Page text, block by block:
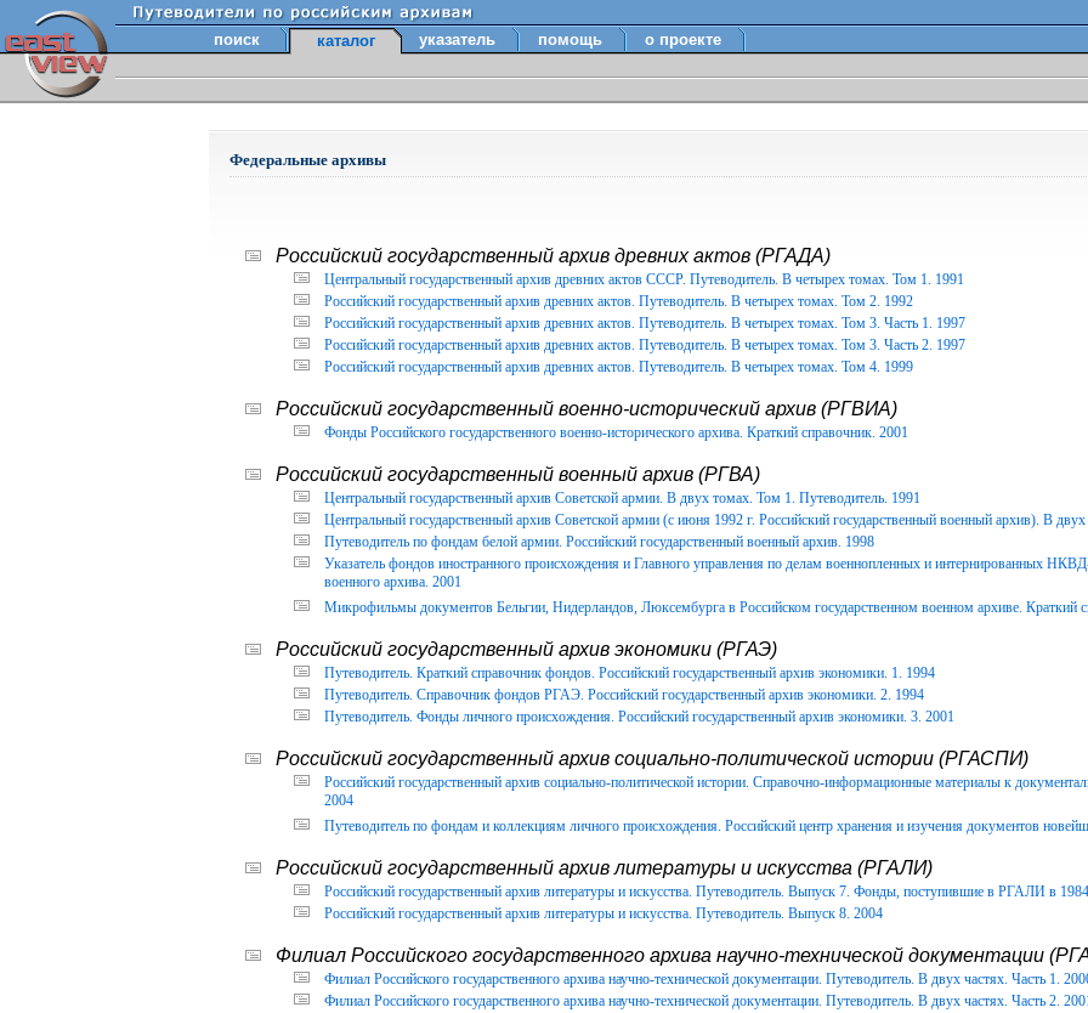
поиск каталог указатель помощь о проекте
Федеральные архивы
Российский государственный архив древних актов (РГАДА)
Центральный государственный архив древних актов СССР. Путеводитель. В четырех томах. Том 1. 1991
Российский государственный архив древних актов. Путеводитель. В четырех томах. Том 2. 1992
Российский государственный архив древних актов. Путеводитель. В четырех томах. Том 3. Часть 1. 1997
Российский государственный архив древних актов. Путеводитель. В четырех томах. Том 3. Часть 2. 1997
Российский государственный архив древних актов. Путеводитель. В четырех томах. Том 4. 1999
Российский государственный военно-исторический архив (РГВИА)
Фонды Российского государственного военно-исторического архива. Краткий справочник. 2001
Российский государственный военный архив (РГВА)
Центральный государственный архив Советской армии. В двух томах. Том 1. Путеводитель. 1991
Центральный государственный архив Советской армии (с июня 1992 г. Российский государственный военный архив). В
Путеводитель по фондам белой армии. Российский государственный военный архив. 1998
Указатель фондов иностранного происхождения и Главного управления по делам военнопленных и интернированных
военного архива. 2001
Микрофильмы документов Бельгии, Нидерландов, Люксембурга в Российском государственном военном архиве. Краткий
Российский государственный архив экономики (РГАЭ)
Путеводитель. Краткий справочник фондов. Российский государственный архив экономики. 1. 1994
Путеводитель. Справочник фондов РГАЭ. Российский государственный архив экономики. 2. 1994
Путеводитель. Фонды личного происхождения. Российский государственный архив экономики. 3. 2001
Российский государственный архив социально-политической истории (РГАСПИ)
Российский государственный архив социально-политической истории. Справочно-информационные материалы к
2004
Путеводитель по фондам и коллекциям личного происхождения. Российский центр хранения и изучения документов
Российский государственный архив литературы и искусства (РГАЛИ)
Российский государственный архив литературы и искусства. Путеводитель. Выпуск 7. Фонды, поступившие в РГАЛИ в
Российский государственный архив литературы и искусства. Путеводитель. Выпуск 8. 2004
Филиал Российского государственного архива научно-технической документации
Филиал Российского государственного архива научно-технической документации. Путеводитель. В двух частях. Часть 1.
Филиал Российского государственного архива научно-технической документации. Путеводитель. В двух частях. Часть 2.